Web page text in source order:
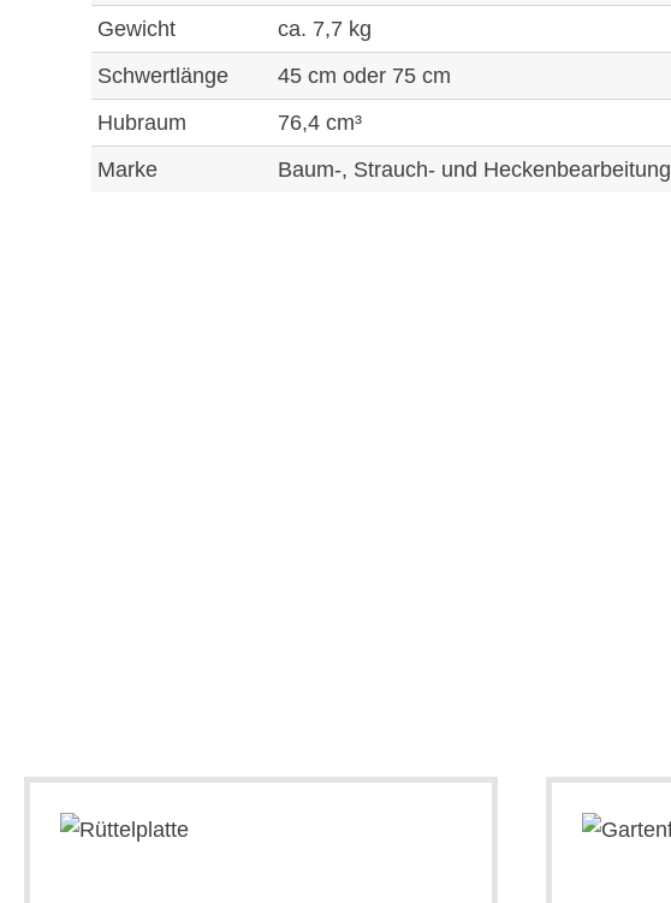
Gewicht
ca. 7,7 kg
Schwertlänge
45 cm oder 75 cm
Hubraum
76,4 cm³
Marke
Baum-, Strauch- und Heckenbearbeitung